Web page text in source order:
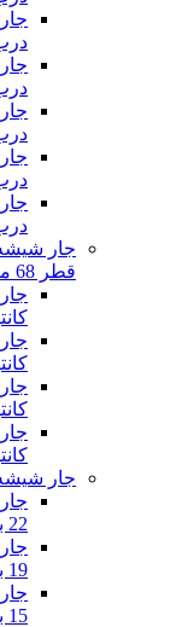
درب
درب
درب
درب
درب
قطر 68 میلیمتر
جار شیشه چهار
22 با درب کانتینری 68
19 با درب کانتینری 68
15 با درب کانتینری 68